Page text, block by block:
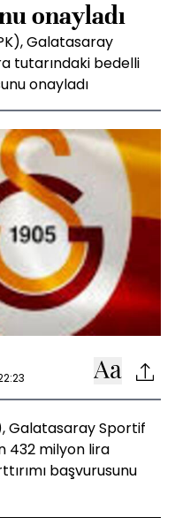
onayladı
Galatasaray
tutarındaki bedelli
onayladı
Galatasaray Sportif
432 milyon lira
başvurusunu